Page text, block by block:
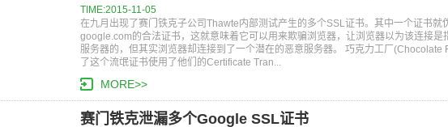
TIME:2015-11-05
在九月出现了赛门铁克子公司Thawte内部测试产生的多个SSL证书。其中一个证书就
google.com的合法证书，这就意味着它可以用来欺骗浏览器，让浏览器以为该连接是
服务器的，但其实浏览器却连接到了一个潜在的恶意服务器。 巧克力工厂(Chocolate
了这个流氓证书使用了他们的Certificate Tran...
MORE>>
赛门铁克泄漏多个Google SSL证书